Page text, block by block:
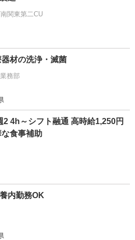
関東第二CU
材の洗浄・滅菌
務部
4h～シフト融通 高時給1,250円
食事補助
内勤務OK